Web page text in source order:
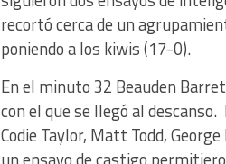
recortó cerca de un
poniendo a los kiwis (17-0).
En el minuto 32 Beauden
con el que se llegó al
Codie Taylor, Matt Todd,